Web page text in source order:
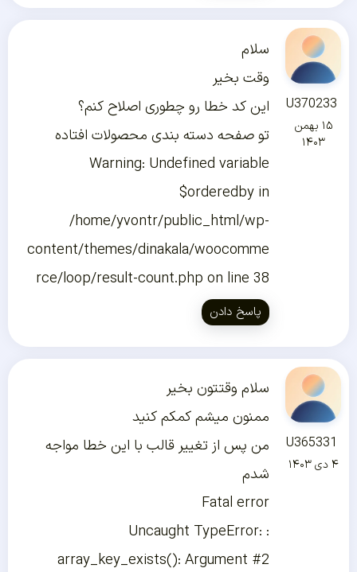
U370233
۱۵ بهمن
۱۴۰۳
سلام
وقت بخیر
این کد خطا رو چطوری اصلاح کنم؟
تو صفحه دسته بندی محصولات افتاده
Warning: Undefined variable
$orderedby in
/home/yvontr/public_html/wp-
content/themes/dinakala/woocomme
rce/loop/result-count.php on line 38
پاسخ دادن
U365331
۴ دی ۱۴۰۳
سلام وقتتون بخیر
ممنون میشم کمکم کنید
من پس از تغییر قالب با این خطا مواجه
شدم
Fatal error
: Uncaught TypeError:
array_key_exists(): Argument #2